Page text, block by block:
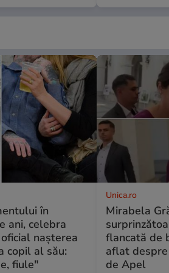
în
ani, celebra
nașterea
copil al său:
fiule"
Unica.ro
Mirabela
flancată de
aflat
de Apel